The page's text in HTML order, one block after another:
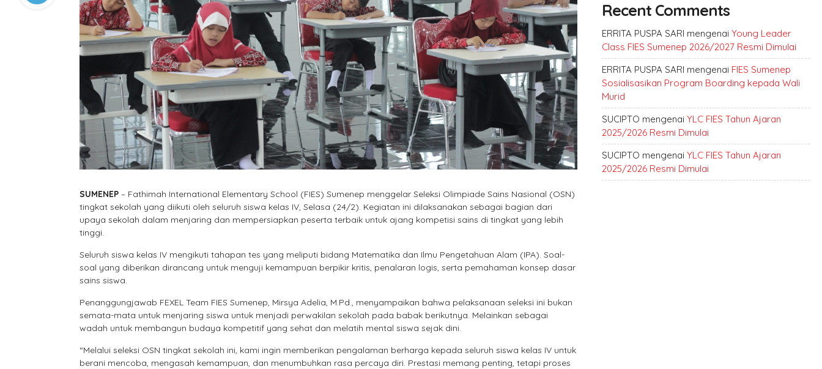
SUMENEP – Fathimah International Elementary School (FIES) Sumenep menggelar Seleksi Olimpiade Sains Nasional (OSN)
tingkat sekolah yang diikuti oleh seluruh siswa kelas IV, Selasa (24/2). Kegiatan ini dilaksanakan sebagai bagian dari
upaya sekolah dalam menjaring dan mempersiapkan peserta terbaik untuk ajang kompetisi sains di tingkat yang lebih
tinggi.
Seluruh siswa kelas IV mengikuti tahapan tes yang meliputi bidang Matematika dan Ilmu Pengetahuan Alam (IPA). Soal-
soal yang diberikan dirancang untuk menguji kemampuan berpikir kritis, penalaran logis, serta pemahaman konsep dasar
sains siswa.
Penanggungjawab FEXEL Team FIES Sumenep, Mirsya Adelia, M.Pd., menyampaikan bahwa pelaksanaan seleksi ini bukan
semata-mata untuk menjaring siswa untuk menjadi perwakilan sekolah pada babak berikutnya. Melainkan sebagai
wadah untuk membangun budaya kompetitif yang sehat dan melatih mental siswa sejak dini.
“Melalui seleksi OSN tingkat sekolah ini, kami ingin memberikan pengalaman berharga kepada seluruh siswa kelas IV untuk
berani mencoba, mengasah kemampuan, dan menumbuhkan rasa percaya diri. Prestasi memang penting, tetapi proses
Recent Comments
ERRITA PUSPA SARI mengenai Young Leader
Class FIES Sumenep 2026/2027 Resmi Dimulai
ERRITA PUSPA SARI mengenai FIES Sumenep
Sosialisasikan Program Boarding kepada Wali
Murid
SUCIPTO mengenai YLC FIES Tahun Ajaran
2025/2026 Resmi Dimulai
SUCIPTO mengenai YLC FIES Tahun Ajaran
2025/2026 Resmi Dimulai